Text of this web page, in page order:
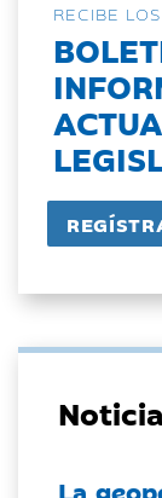
RECIBE LOS